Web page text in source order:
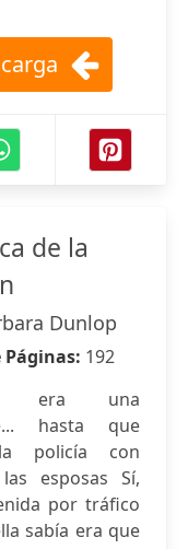
de la
Dunlop
192
era una
hasta que
policía con
esposas Sí,
por tráfico
sabía era que